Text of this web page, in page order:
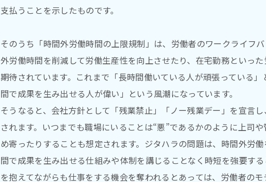
支払うことを示したものです。
そのうち「時間外労働時間の上限規制」は、労働者のワークライフ
外労働時間を削減して労働生産性を向上させたり、在宅勤務といっ
期待されています。これまで「長時間働いている人が頑張っている
間で成果を生み出せる人が偉い」という風潮になっています。
そうなると、会社方針として「残業禁止」「ノー残業デー」を宣言
されます。いつまでも職場にいることは“悪”であるかのように上司
め寄ったりすることも想定されます。ジタハラの問題は、時間外労
間で成果を生み出せる仕組みや体制を講じることなく時短を強要す
を抱えてながらも仕事をする機会を奪われるとあっては、労働者の